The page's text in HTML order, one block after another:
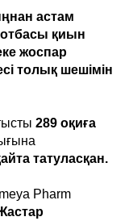
астам
қиын
жоспар
толық шешімін
289 оқиға
татуласқан.
Pharm